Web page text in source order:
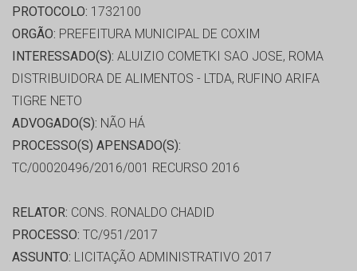
PROTOCOLO: 1732100
ORGÃO: PREFEITURA MUNICIPAL DE COXIM
INTERESSADO(S): ALUIZIO COMETKI SAO JOSE, ROMA
DISTRIBUIDORA DE ALIMENTOS - LTDA, RUFINO ARIFA
TIGRE NETO
ADVOGADO(S): NÃO HÁ
PROCESSO(S) APENSADO(S):
TC/00020496/2016/001 RECURSO 2016
RELATOR: CONS. RONALDO CHADID
PROCESSO: TC/951/2017
ASSUNTO: LICITAÇÃO ADMINISTRATIVO 2017